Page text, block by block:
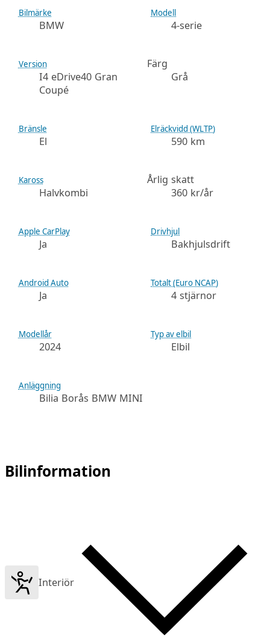
Bilmärke
BMW
Modell
4-serie
Version
I4 eDrive40 Gran
Coupé
Färg
Grå
Bränsle
El
Elräckvidd (WLTP)
590 km
Kaross
Halvkombi
Årlig skatt
360 kr/år
Apple CarPlay
Ja
Drivhjul
Bakhjulsdrift
Android Auto
Ja
Totalt (Euro NCAP)
4 stjärnor
Modellår
2024
Typ av elbil
Elbil
Anläggning
Bilia Borås BMW MINI
Bilinformation
Interiör